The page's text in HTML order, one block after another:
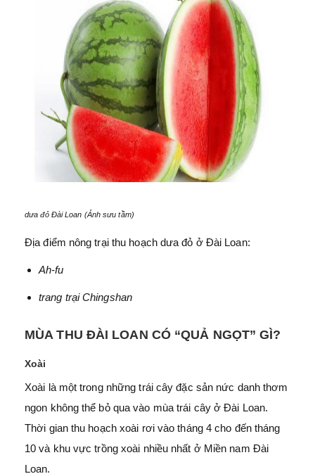
dưa đỏ Đài Loan (Ảnh sưu tầm)
Địa điểm nông trại thu hoạch dưa đỏ ở Đài Loan:
Ah-fu
trang trại Chingshan
MÙA THU ĐÀI LOAN CÓ “QUẢ NGỌT” GÌ?
Xoài
Xoài là một trong những trái cây đặc sản nức danh thơm
ngon không thể bỏ qua vào mùa trái cây ở Đài Loan.
Thời gian thu hoạch xoài rơi vào tháng 4 cho đến tháng
10 và khu vực trồng xoài nhiều nhất ở Miền nam Đài
Loan.